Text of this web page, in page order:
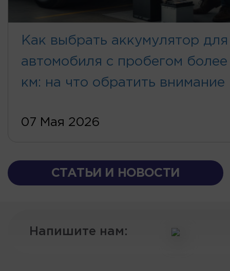
Как выбрать аккумулятор для
автомобиля с пробегом
км: на что обратить внимание
07 Мая 2026
СТАТЬИ И НОВОСТИ
Напишите нам: